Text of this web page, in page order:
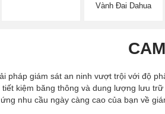
Vành Đai Dahua
pháp giám sát an ninh vượt trội với độ
tiết kiệm băng thông và dung lượng lưu
nhu cầu ngày càng cao của bạn về